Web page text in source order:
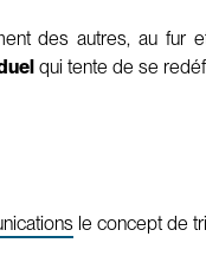
des autres, au
qui tente de se
le concept de